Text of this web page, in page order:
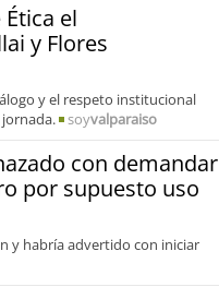
el
y Flores
y el respeto institucional
soyvalparaiso
con demandar
por supuesto uso
y habría advertido con iniciar